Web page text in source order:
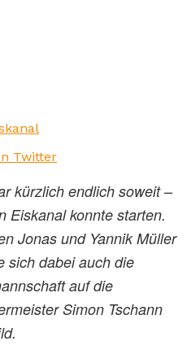
Twitter
kürzlich endlich soweit –
Eiskanal konnte starten.
Jonas und Yannik Müller
sich dabei auch die
auf die
Simon Tschann